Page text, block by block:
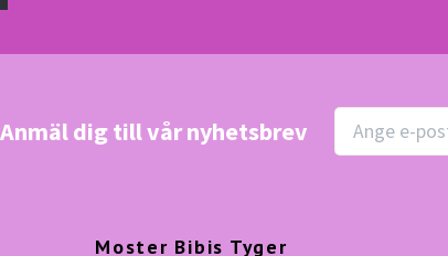
Anmäl dig till vår nyhetsbrev
Moster Bibis Tyger